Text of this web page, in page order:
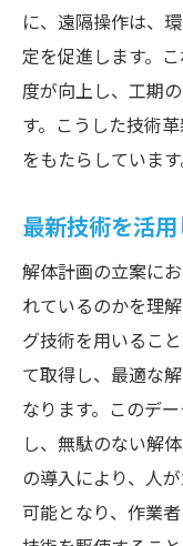
に、遠隔操作は、
定を促進します。
度が向上し、工期
す。こうした技術
をもたらしています
最新技術を活
解体計画の立案に
れているのかを理
グ技術を用いるこ
て取得し、最適な
なります。このデ
し、無駄のない解
の導入により、人
可能となり、作業